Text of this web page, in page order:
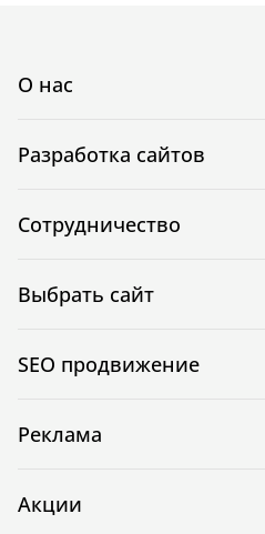
О нас
Разработка сайтов
Сотрудничество
Выбрать сайт
SEO продвижение
Реклама
Акции